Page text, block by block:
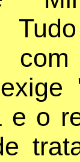
e o